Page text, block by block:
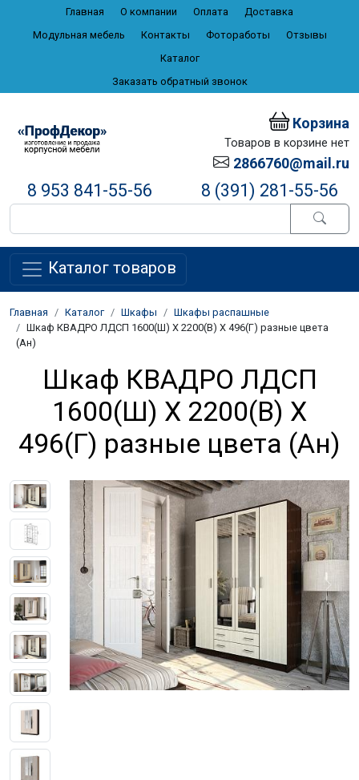
Главная О компании Оплата
Доставка
Модульная мебель
Контакты Фотоработы
Отзывы
Каталог
Заказать обратный звонок
8 953 841-55-56 8 (391) 281-55-56
Корзина
Товаров в корзине нет
2866760@mail.ru
Каталог товаров
Главная Каталог Шкафы
Шкафы распашные
Шкаф КВАДРО ЛДСП 1600(Ш) Х 2200(В) Х 496(Г) разные цвета
(Ан)
Шкаф КВАДРО ЛДСП
1600(Ш) Х 2200(В) Х
496(Г) разные цвета (Ан)
Previous Next